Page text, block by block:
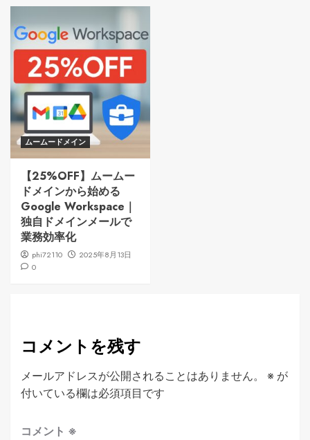
ムームードメイン
【25%OFF】ムームー
ドメインから始める
Google Workspace｜
独自ドメインメールで
業務効率化
phi72110
2025年8月13日
0
コメントを残す
メールアドレスが公開されることはありません。 ※ が
付いている欄は必須項目です
コメント ※